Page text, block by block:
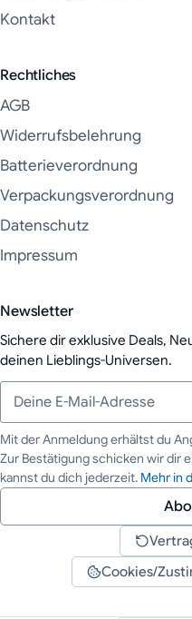
Kontakt
Rechtliches
AGB
Widerrufsbelehrung
Batterieverordnung
Verpackungsverordnung
Datenschutz
Impressum
Newsletter
Sichere dir exklusive Deals,
deinen Lieblings-Universen.
Deine E-Mail-Adresse
Mit der Anmeldung erhältst du
Zur Bestätigung schicken wir dir
kannst du dich jederzeit. Mehr in
Cookies/